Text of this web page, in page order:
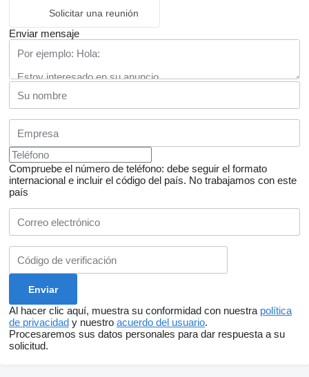
Solicitar una reunión
Enviar mensaje
Compruebe el número de teléfono: debe seguir el formato
internacional e incluir el código del país. No trabajamos con este
país
Al hacer clic aquí, muestra su conformidad con nuestra política
de privacidad y nuestro acuerdo del usuario.
Procesaremos sus datos personales para dar respuesta a su
solicitud.